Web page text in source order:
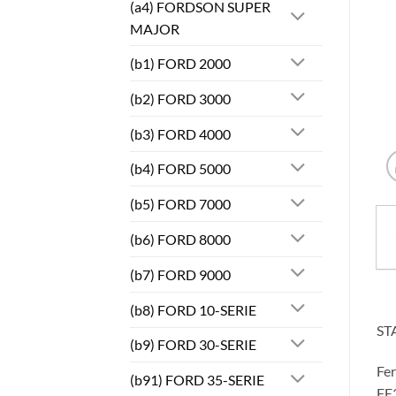
(a4) FORDSON SUPER
MAJOR
(b1) FORD 2000
(b2) FORD 3000
(b3) FORD 4000
(b4) FORD 5000
(b5) FORD 7000
(b6) FORD 8000
(b7) FORD 9000
(b8) FORD 10-SERIE
(b9) FORD 30-SERIE
(b91) FORD 35-SERIE